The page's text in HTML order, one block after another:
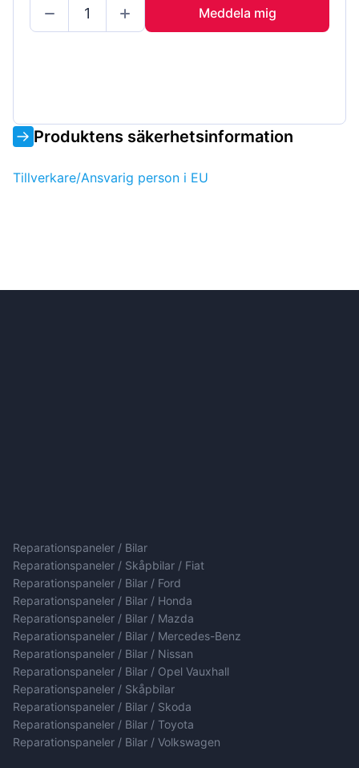
Meddela mig
Produktens säkerhetsinformation
Tillverkare/Ansvarig person i EU
Reparationspaneler / Bilar
Reparationspaneler / Skåpbilar / Fiat
Reparationspaneler / Bilar / Ford
Reparationspaneler / Bilar / Honda
Reparationspaneler / Bilar / Mazda
Reparationspaneler / Bilar / Mercedes-Benz
Reparationspaneler / Bilar / Nissan
Reparationspaneler / Bilar / Opel Vauxhall
Reparationspaneler / Skåpbilar
Reparationspaneler / Bilar / Skoda
Reparationspaneler / Bilar / Toyota
Reparationspaneler / Bilar / Volkswagen